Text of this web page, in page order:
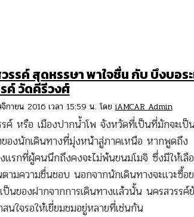
รรค์ สุดหรรษา พาใจชื่น กับ บึงบอร
ค์ วัดคีรีวงศ์
กายน 2016 เวลา 15:59 น. โดย iAMCAR Admin
ค์ หรือ เมืองปากน้ำโพ จังหวัดที่เป็นที่มักจะเป็
องนักเดินทางที่มุ่งหน้าสู่ภาคเหนือ หากพูดถึง
แรกที่ผู้คนนึกถึงคงจะไม่พ้นขนมโมจิ ซึ่งมีให้เลื
ามความชื่นชอบ นอกจากนักเดินทางจะแวะซื้อ
ป็นของฝากจากการเดินทางแล้วนั้น นครสวรรค์
นใจรอให้เยี่ยมชมอยู่หลายที่เช่นกัน